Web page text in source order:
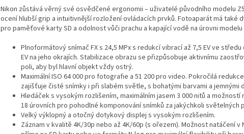
Nikon zůstává věrný své osvědčené ergonomii – uživatelé původního modelu Z5
ocení hlubší grip a intuitivnější rozložení ovládacích prvků. Fotoaparát má také
pro paměťové karty SD a odolnost vůči prachu a kapající vodě na úrovni modelu
Plnoformátový snímač FX s 24,5 MPx s redukcí vibrací až 7,5 EV ve středu
EV na jeho okrajích. Stabilizace obrazu se přizpůsobuje aktivnímu
poli, aby byl hlavní objekt vždy ostrý.
Maximální ISO 64 000 pro fotografie a 51 200 pro video. Pokročilá
zajišťuje čisté snímky i při slabém světle, s bohatými barvami a jemnými
Hledáček s vysokým rozlišením, maximálním jasem 3 000 nitů a možností
18 úrovních pro pohodlné komponování snímků za jakýchkoli světelných
Velký výklopný a otočný dotykový displej s vysokým rozlišením.
Záznam v kvalitě 4K/30p nebo až 4K/60p (s ořezem). Možnost natáčení v